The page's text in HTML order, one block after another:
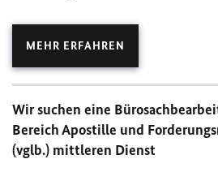
MEHR ERFAHREN
Wir suchen eine
Bereich Apostille und
(vglb.) mittleren Dienst